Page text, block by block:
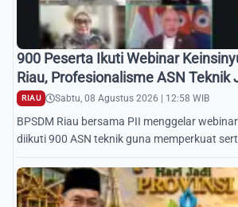
900 Peserta Ikuti Webinar
Riau, Profesionalisme ASN Teknik
RIAU Sabtu, 08 Agustus 2026 | 12:58 WIB
BPSDM Riau bersama PII menggelar
diikuti 900 ASN teknik guna memperkuat